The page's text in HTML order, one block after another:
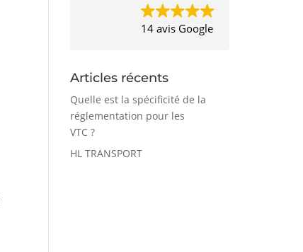
14 avis Google
Articles récents
Quelle est la spécificité de la
réglementation pour les
VTC ?
HL TRANSPORT